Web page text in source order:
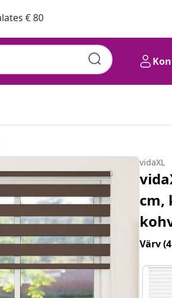
€ 80
vidaXL
cm,
Värv